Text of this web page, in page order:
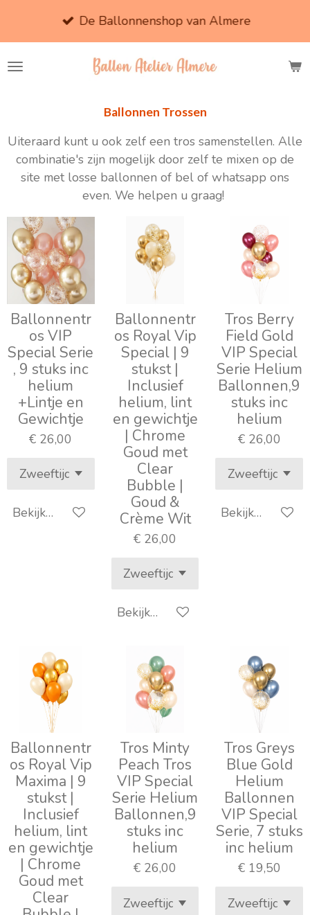
de
De Ballonnenshop van Almere
Ballonnen Trossen
Uiteraard kunt u ook zelf een tros samenstellen. Alle
combinatie's zijn mogelijk door zelf te mixen op de
site met losse ballonnen of bel of whatsapp ons
even. We helpen u graag!
Ballonnentr
os VIP
Special Serie
, 9 stuks inc
helium
+Lintje en
Gewichtje
€ 26,00
Bekijk details
Ballonnentr
os Royal Vip
Special | 9
stukst |
Inclusief
helium, lint
en gewichtje
| Chrome
Goud met
Clear
Bubble |
Goud &
Crème Wit
€ 26,00
Bekijk details
Tros Berry
Field Gold
VIP Special
Serie Helium
Ballonnen,9
stuks inc
helium
€ 26,00
Bekijk details
Ballonnentr
os Royal Vip
Maxima | 9
stukst |
Inclusief
helium, lint
en gewichtje
| Chrome
Goud met
Clear
Tros Minty
Peach Tros
VIP Special
Serie Helium
Ballonnen,9
stuks inc
helium
€ 26,00
Tros Greys
Blue Gold
Helium
Ballonnen
VIP Special
Serie, 7 stuks
inc helium
€ 19,50